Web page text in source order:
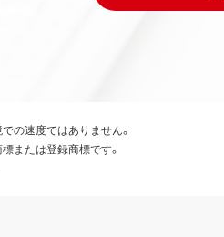
の速度ではありません。
または登録商標です。